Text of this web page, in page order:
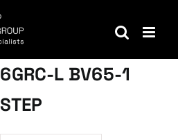
6GRC-L BV65-1
STEP